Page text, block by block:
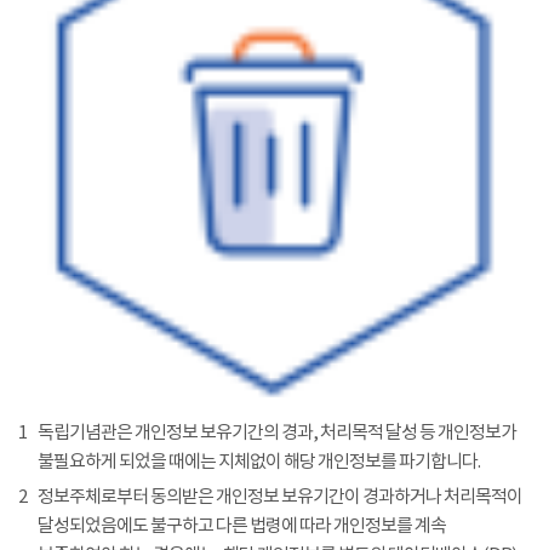
1 독립기념관은 개인정보 보유기간의 경과, 처리목적 달성 등 개인정보가
불필요하게 되었을 때에는 지체없이 해당 개인정보를 파기합니다.
2 정보주체로부터 동의받은 개인정보 보유기간이 경과하거나 처리목적이
달성되었음에도 불구하고 다른 법령에 따라 개인정보를 계속